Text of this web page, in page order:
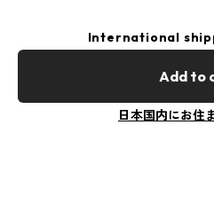
International
Add to
日本国内にお住